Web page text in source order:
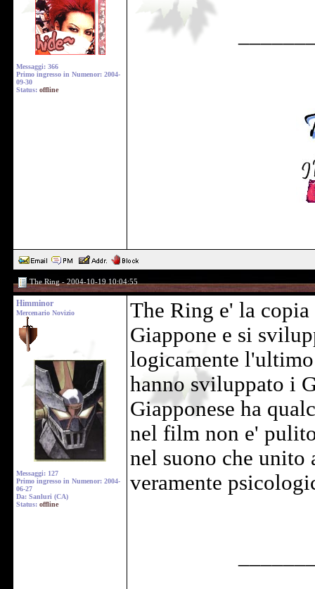
Messaggi: 366
Primo ingresso in Numenor: 2004-
09-30
Status: offline
The Ring - 2004-10-19 10:04:55
Himminor
Mercenario Novizio
Messaggi: 127
Primo ingresso in Numenor: 2004-
06-27
Da: Sanluri (CA)
Status: offline
The Ring e' la
Giappone e si
logicamente
hanno sviluppato i
Giapponese ha
nel film non e'
nel suono che
veramente